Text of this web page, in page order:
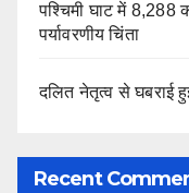
पश्चिमी घाट में 8,288
पर्यावरणीय चिंता
दलित नेतृत्व से घबराई
Recent